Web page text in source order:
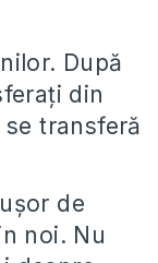
După
din
transferă
de
noi. Nu